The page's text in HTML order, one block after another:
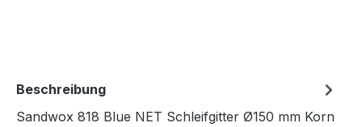
Beschreibung
Sandwox 818 Blue NET Schleifgitter Ø150 mm Korn